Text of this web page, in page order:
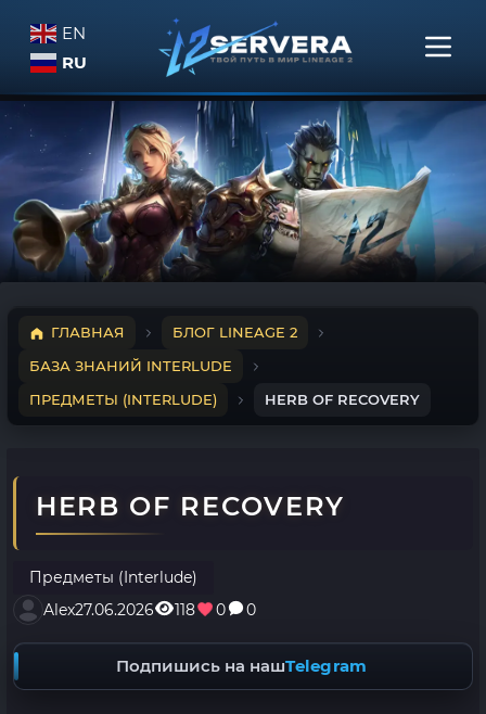
EN
RU
ГЛАВНАЯ
БЛОГ LINEAGE 2
БАЗА ЗНАНИЙ INTERLUDE
ПРЕДМЕТЫ (INTERLUDE)
HERB OF RECOVERY
HERB OF RECOVERY
Предметы (Interlude)
Alex27.06.2026 118 0 0
Подпишись на нашTelegram